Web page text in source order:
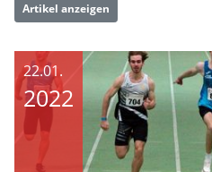
Artikel anzeigen
22.01.
2022